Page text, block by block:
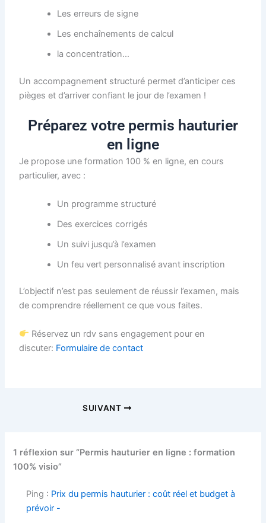
Les erreurs de signe
Les enchaînements de calcul
la concentration…
Un accompagnement structuré permet d’anticiper ces
pièges et d’arriver confiant le jour de l’examen !
Préparez votre permis hauturier
en ligne
Je propose une formation 100 % en ligne, en cours
particulier, avec :
Un programme structuré
Des exercices corrigés
Un suivi jusqu’à l’examen
Un feu vert personnalisé avant inscription
L’objectif n’est pas seulement de réussir l’examen, mais
de comprendre réellement ce que vous faites.
Réservez un rdv sans engagement pour en
discuter: Formulaire de contact
SUIVANT
1 réflexion sur “Permis hauturier en ligne : formation
100% visio”
Ping : Prix du permis hauturier : coût réel et budget à
prévoir -